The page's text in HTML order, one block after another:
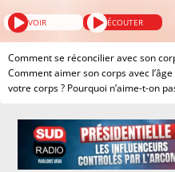
VOIR ÉCOUTER
Comment se réconcilier avec son
Comment aimer son corps avec
votre corps ? Pourquoi n’aime-t-on